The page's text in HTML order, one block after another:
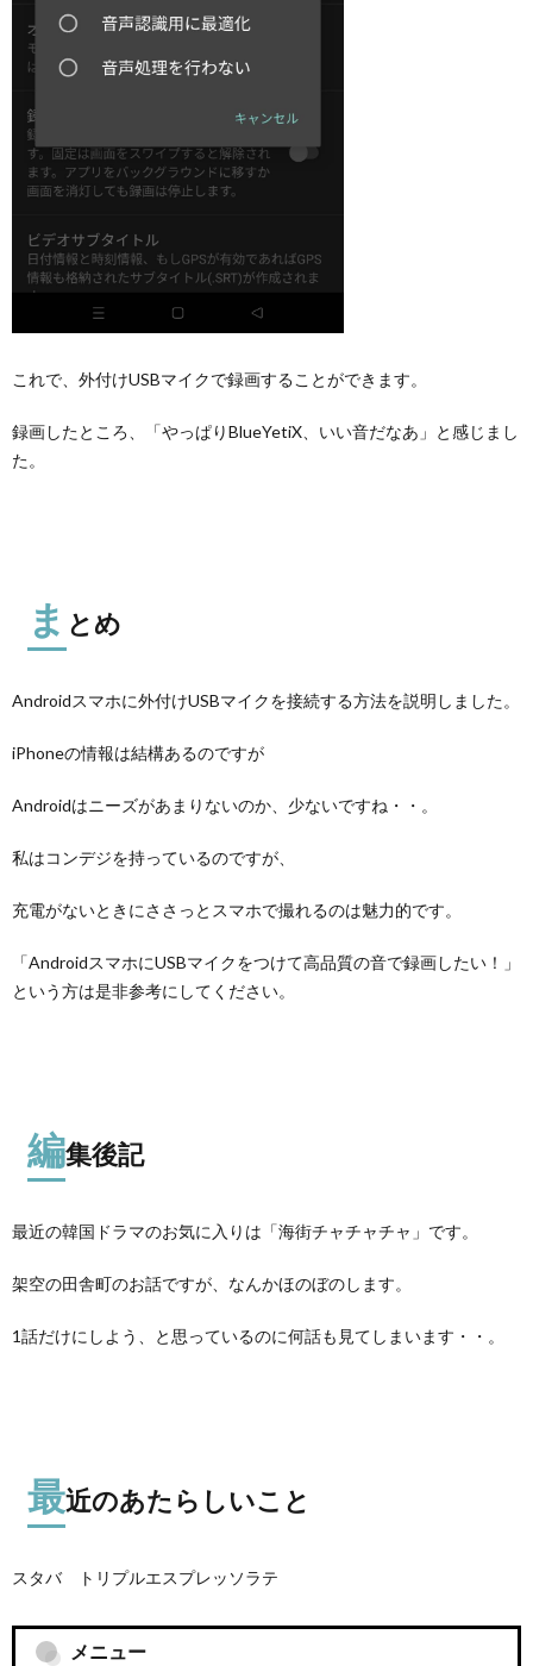
これで、外付けUSBマイクで録画することができます。
録画したところ、「やっぱりBlueYetiX、いい音だなあ」と感じまし
た。
ま とめ
Androidスマホに外付けUSBマイクを接続する方法を説明しました。
iPhoneの情報は結構あるのですが
Androidはニーズがあまりないのか、少ないですね・・。
私はコンデジを持っているのですが、
充電がないときにささっとスマホで撮れるのは魅力的です。
「AndroidスマホにUSBマイクをつけて高品質の音で録画したい！」
という方は是非参考にしてください。
編集後記
最近の韓国ドラマのお気に入りは「海街チャチャチャ」です。
架空の田舎町のお話ですが、なんかほのぼのします。
1話だけにしよう、と思っているのに何話も見てしまいます・・。
最近のあたらしいこと
スタバ トリプルエスプレッソラテ
メニュー